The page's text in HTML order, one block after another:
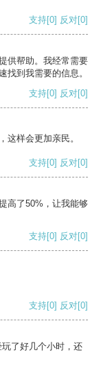
支持[0] 反对[0]
供帮助。我经常需要
找到我需要的信息。
支持[0] 反对[0]
这样会更加亲民。
支持[0] 反对[0]
高了50%，让我能够
支持[0] 反对[0]
支持[0] 反对[0]
了好几个小时，还